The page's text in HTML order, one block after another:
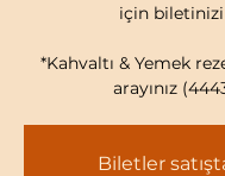
için biletinizi
*Kahvaltı & Yemek
arayınız
Biletler